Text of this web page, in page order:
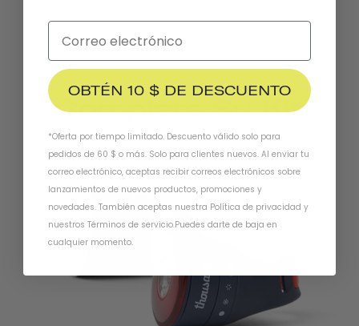
Complete Su Kit
OBTÉN 10 $ DE DESCUENTO
*Oferta por tiempo limitado. Descuento válido solo para
pedidos de 60 $ o más. Solo para clientes nuevos. Al enviar tu
correo electrónico, aceptas recibir correos electrónicos sobre
lanzamientos de nuevos productos, promociones y
novedades. También aceptas nuestra Política de privacidad y
nuestros Términos de servicio.Puedes darte de baja en
cualquier momento.